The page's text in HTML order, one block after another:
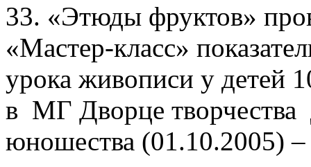
33. «Этюды фруктов»
«Мастер-класс»
урока живописи у детей
в МГ Дворце творчества
юношества (01.10.2005) –